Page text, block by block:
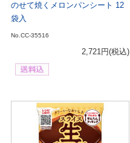
のせて焼くメロンパンシート 12
袋入
No.CC-35516
2,721円(税込)